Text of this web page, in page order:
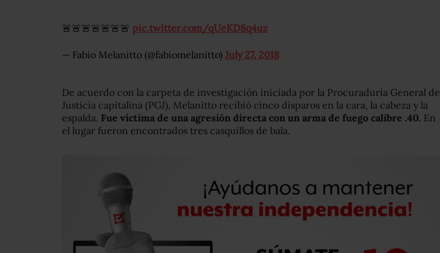
🚨🚨🚨🚨🚨🚨🚨 pic.twitter.com/qUeKD8q4uz
— Fabio Melanitto (@fabiomelanitto) July 27, 2018
De acuerdo con la carpeta de investigación iniciada por la Procuraduría General de
Justicia capitalina (PGJ), Melanitto recibió cinco disparos en la cara, la cabeza y la
espalda. Fue víctima de una agresión directa con un arma de fuego calibre .40. En
el lugar fueron encontrados tres casquillos de bala.